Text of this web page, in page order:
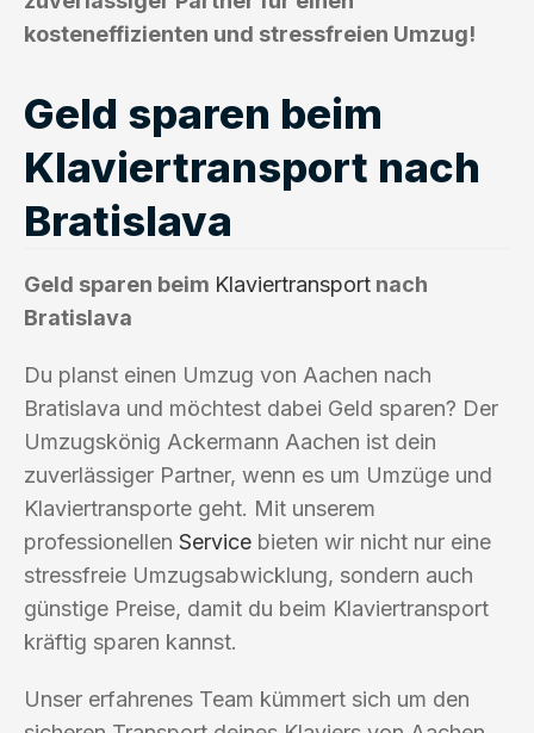
kosteneffizienten und stressfreien Umzug!
Geld sparen beim
Klaviertransport nach
Bratislava
Geld sparen beim Klaviertransport nach
Bratislava
Du planst einen Umzug von Aachen nach
Bratislava und möchtest dabei Geld sparen? Der
Umzugskönig Ackermann Aachen ist dein
zuverlässiger Partner, wenn es um Umzüge und
Klaviertransporte geht. Mit unserem
professionellen Service bieten wir nicht nur eine
stressfreie Umzugsabwicklung, sondern auch
günstige Preise, damit du beim Klaviertransport
kräftig sparen kannst.
Unser erfahrenes Team kümmert sich um den